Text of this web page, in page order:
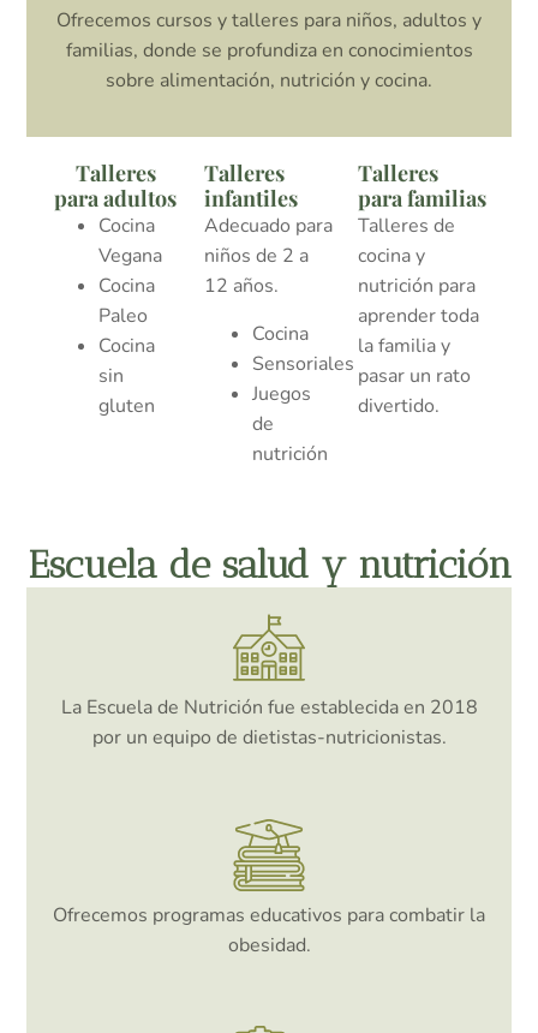
Ofrecemos cursos y talleres para niños, adultos y
familias, donde se profundiza en conocimientos
sobre alimentación, nutrición y cocina.
Talleres
para adultos
Cocina
Vegana
Cocina
Paleo
Cocina
sin
gluten
Talleres
infantiles
Adecuado para
niños de 2 a
12 años.
Cocina
Sensoriales
Juegos
de
nutrición
Talleres
para familias
Talleres de
cocina y
nutrición para
aprender toda
la familia y
pasar un rato
divertido.
Escuela de salud y nutrición
La Escuela de Nutrición fue establecida en 2018
por un equipo de dietistas-nutricionistas.
Ofrecemos programas educativos para combatir la
obesidad.